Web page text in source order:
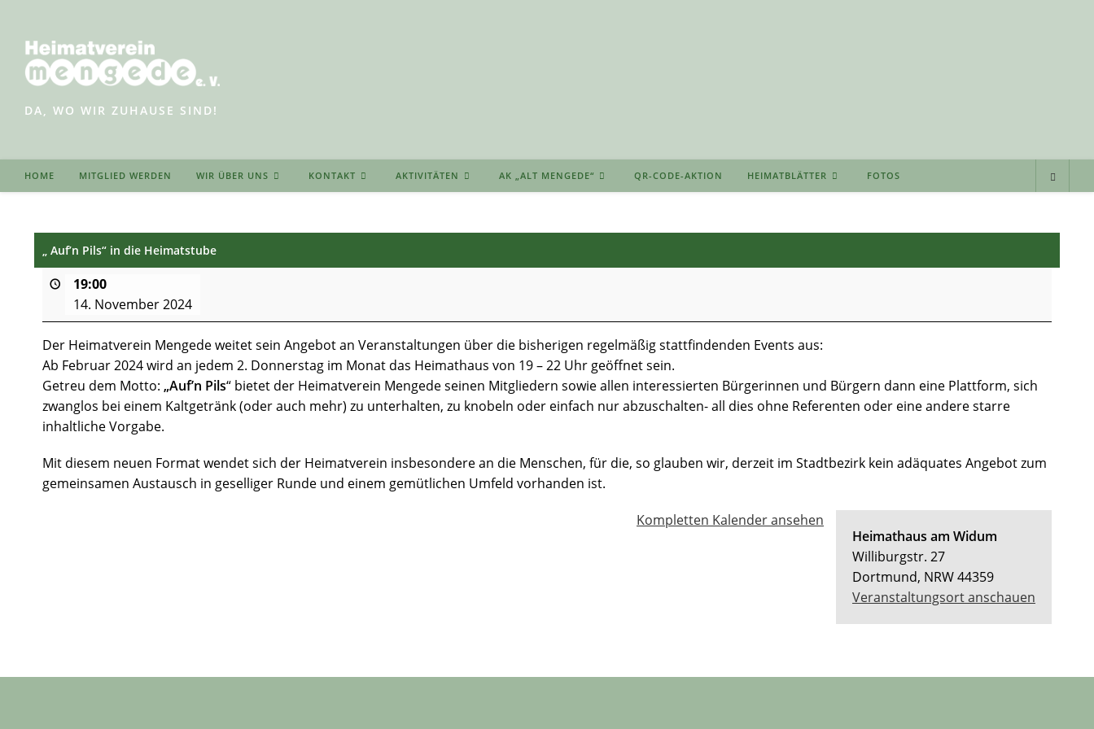
springen
DA, WO WIR ZUHAUSE SIND!
HOME MITGLIED WERDEN WIR ÜBER UNS KONTAKT AKTIVITÄTEN AK „ALT MENGEDE“ QR-CODE-AKTION HEIMATBLÄTTER FOTOS
„ Auf’n Pils“ in die Heimatstube
19:00
14. November 2024
Der Heimatverein Mengede weitet sein Angebot an Veranstaltungen über die bisherigen regelmäßig stattfindenden Events aus:
Ab Februar 2024 wird an jedem 2. Donnerstag im Monat das Heimathaus von 19 – 22 Uhr geöffnet sein.
Getreu dem Motto: „Auf’n Pils“ bietet der Heimatverein Mengede seinen Mitgliedern sowie allen interessierten Bürgerinnen und Bürgern dann eine Plattform, sich
zwanglos bei einem Kaltgetränk (oder auch mehr) zu unterhalten, zu knobeln oder einfach nur abzuschalten- all dies ohne Referenten oder eine andere starre
inhaltliche Vorgabe.
Mit diesem neuen Format wendet sich der Heimatverein insbesondere an die Menschen, für die, so glauben wir, derzeit im Stadtbezirk kein adäquates Angebot zum
gemeinsamen Austausch in geselliger Runde und einem gemütlichen Umfeld vorhanden ist.
Heimathaus am Widum
Williburgstr. 27
Dortmund, NRW44359
Veranstaltungsort anschauen
Kompletten Kalender ansehen